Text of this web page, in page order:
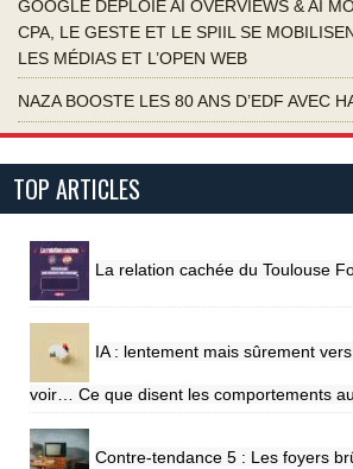
GOOGLE DÉPLOIE AI OVERVIEWS & AI
CPA, LE GESTE ET LE SPIIL SE
LES MÉDIAS ET L’OPEN WEB
NAZA BOOSTE LES 80 ANS D’EDF AVEC
TOP ARTICLES
La relation cachée du Toulouse
IA : lentement mais sûrement
voir… Ce que disent les comportements
Contre-tendance 5 : Les foyers